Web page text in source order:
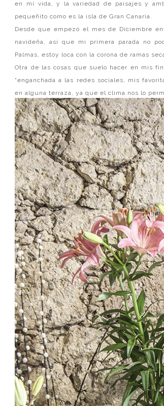
en mi vida, y la variedad de paisajes y
pequeñito como es la isla de Gran Canaria.
Desde que empezó el mes de Diciembre
navideña, así que mi primera parada no
Palmas, estoy loca con la corona de ramas
Otra de las cosas que suelo hacer en mis
“enganchada a las redes sociales, mis
en alguna terraza, ya que el clima nos lo